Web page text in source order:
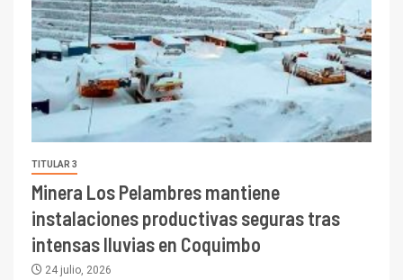
TITULAR 3
Minera Los Pelambres mantiene
instalaciones productivas seguras tras
intensas lluvias en Coquimbo
24 julio, 2026